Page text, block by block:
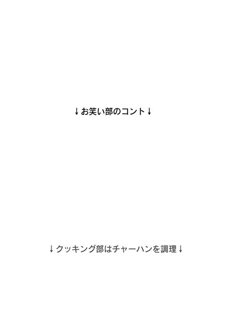
↓お笑い部のコント↓
↓クッキング部はチャーハンを調理↓